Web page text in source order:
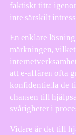
faktiskt titta
inte särskilt
En enklare
märkningen,
att e-affären ofta
konfidentiella de
chansen till
svårigheter i
Vidare är det till